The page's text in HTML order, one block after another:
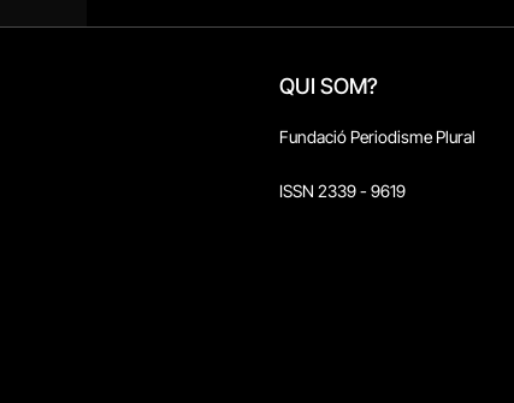
QUI SOM?
Fundació Periodisme Plural
ISSN 2339 - 9619